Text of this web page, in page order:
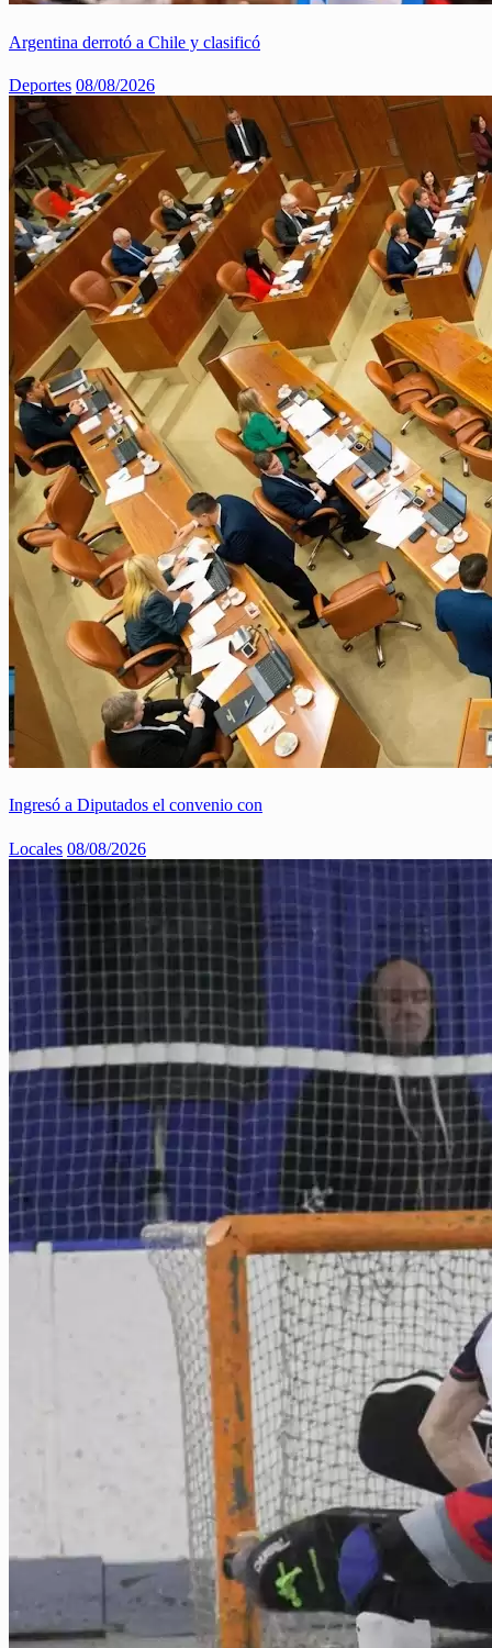
Argentina derrotó a Chile y clasificó
Deportes 08/08/2026
Ingresó a Diputados el convenio con
Locales 08/08/2026